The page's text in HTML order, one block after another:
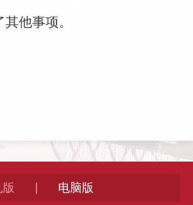
他事项。
电脑版